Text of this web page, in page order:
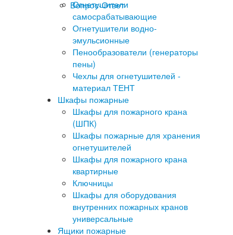
Вопрос-Ответ
Огнетушители
самосрабатывающие
Огнетушители водно-
эмульсионные
Пенообразователи (генераторы
пены)
Чехлы для огнетушителей -
материал ТЕНТ
Шкафы пожарные
Шкафы для пожарного крана
(ШПК)
Шкафы пожарные для хранения
огнетушителей
Шкафы для пожарного крана
квартирные
Ключницы
Шкафы для оборудования
внутренних пожарных кранов
универсальные
Ящики пожарные